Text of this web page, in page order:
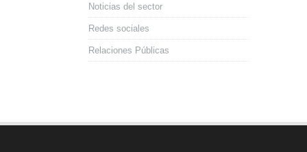
Noticias del sector
Redes sociales
Relaciones Públicas